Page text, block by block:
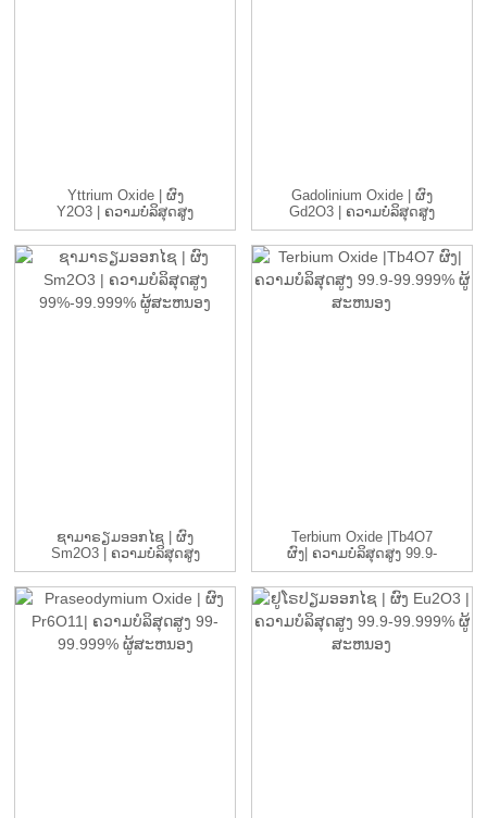
Yttrium Oxide | ຜົງ
Y2O3 | ຄວາມບໍລິສຸດສູງ
99.9% ...
Gadolinium Oxide | ຜົງ
Gd2O3 | ຄວາມບໍລິສຸດສູງ
9...
ຊາມາຣຽມອອກໄຊ | ຜົງ
Sm2O3 | ຄວາມບໍລິສຸດສູງ
99%...
Terbium Oxide |Tb4O7
ຜົງ| ຄວາມບໍລິສຸດສູງ 99.9-
9...